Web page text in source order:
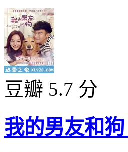
豆瓣 5.7 分
我的男友和